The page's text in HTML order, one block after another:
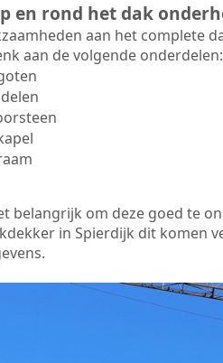
en rond het dak
aan het complete
aan de volgende onderdelen:
belangrijk om deze goed te
in Spierdijk dit komen